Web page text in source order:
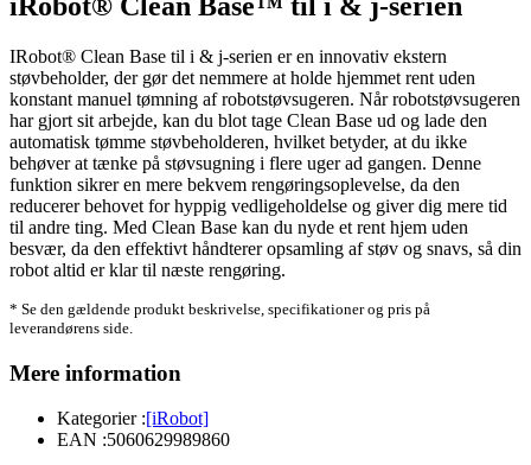
IRobot® Clean Base til i & j-serien er en innovativ ekstern
støvbeholder, der gør det nemmere at holde hjemmet rent uden
konstant manuel tømning af robotstøvsugeren. Når robotstøvsugeren
har gjort sit arbejde, kan du blot tage Clean Base ud og lade den
automatisk tømme støvbeholderen, hvilket betyder, at du ikke
behøver at tænke på støvsugning i flere uger ad gangen. Denne
funktion sikrer en mere bekvem rengøringsoplevelse, da den
reducerer behovet for hyppig vedligeholdelse og giver dig mere tid
til andre ting. Med Clean Base kan du nyde et rent hjem uden
besvær, da den effektivt håndterer opsamling af støv og snavs, så din
robot altid er klar til næste rengøring.
* Se den gældende produkt beskrivelse, specifikationer og pris på
leverandørens side.
Mere information
Kategorier :[iRobot]
EAN :5060629989860